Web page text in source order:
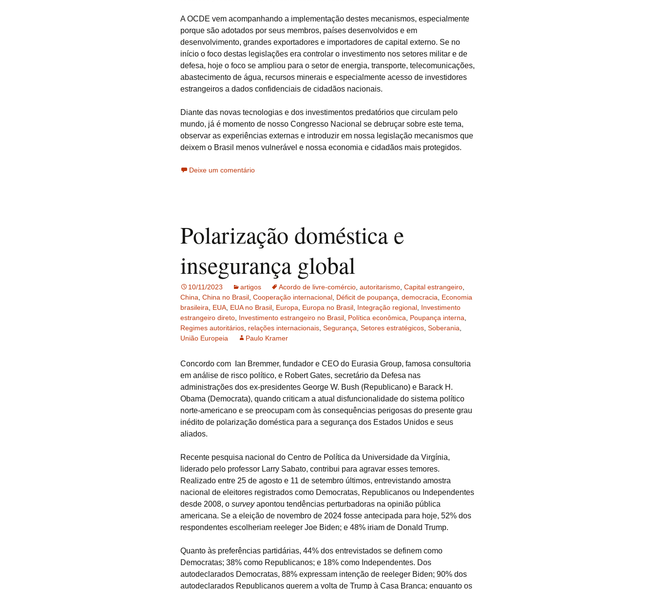
A OCDE vem acompanhando a implementação destes mecanismos, especialmente
porque são adotados por seus membros, países desenvolvidos e em
desenvolvimento, grandes exportadores e importadores de capital externo. Se no
início o foco destas legislações era controlar o investimento nos setores militar e de
defesa, hoje o foco se ampliou para o setor de energia, transporte, telecomunicações,
abastecimento de água, recursos minerais e especialmente acesso de investidores
estrangeiros a dados confidenciais de cidadãos nacionais.
Diante das novas tecnologias e dos investimentos predatórios que circulam pelo
mundo, já é momento de nosso Congresso Nacional se debruçar sobre este tema,
observar as experiências externas e introduzir em nossa legislação mecanismos que
deixem o Brasil menos vulnerável e nossa economia e cidadãos mais protegidos.
Deixe um comentário
Polarização doméstica e
insegurança global
10/11/2023 artigos Acordo de livre-comércio autoritarismo Capital estrangeiro
China China no Brasil Cooperação internacional Déficit de poupança democracia
Economia
brasileira
EUA EUA no Brasil Europa Europa no Brasil Integração regional Investimento
estrangeiro direto Investimento estrangeiro no Brasil Política econômica Poupança interna
Regimes autoritários relações internacionais Segurança Setores estratégicos Soberania
União Europeia
Paulo Kramer
Concordo com Ian Bremmer, fundador e CEO do Eurasia Group, famosa consultoria
em análise de risco político, e Robert Gates, secretário da Defesa nas
administrações dos ex-presidentes George W. Bush (Republicano) e Barack H.
Obama (Democrata), quando criticam a atual disfuncionalidade do sistema político
norte-americano e se preocupam com às consequências perigosas do presente grau
inédito de polarização doméstica para a segurança dos Estados Unidos e seus
aliados.
Recente pesquisa nacional do Centro de Política da Universidade da Virgínia,
liderado pelo professor Larry Sabato, contribui para agravar esses temores.
Realizado entre 25 de agosto e 11 de setembro últimos, entrevistando amostra
nacional de eleitores registrados como Democratas, Republicanos ou Independentes
desde 2008, o surveyapontou tendências perturbadoras na opinião pública
americana. Se a eleição de novembro de 2024 fosse antecipada para hoje, 52% dos
respondentes escolheriam reeleger Joe Biden; e 48% iriam de Donald Trump.
Quanto às preferências partidárias, 44% dos entrevistados se definem como
Democratas; 38% como Republicanos; e 18% como Independentes. Dos
autodeclarados Democratas, 88% expressam intenção de reeleger Biden; 90% dos
autodeclarados Republicanos querem a volta de Trump à Casa Branca; enquanto os